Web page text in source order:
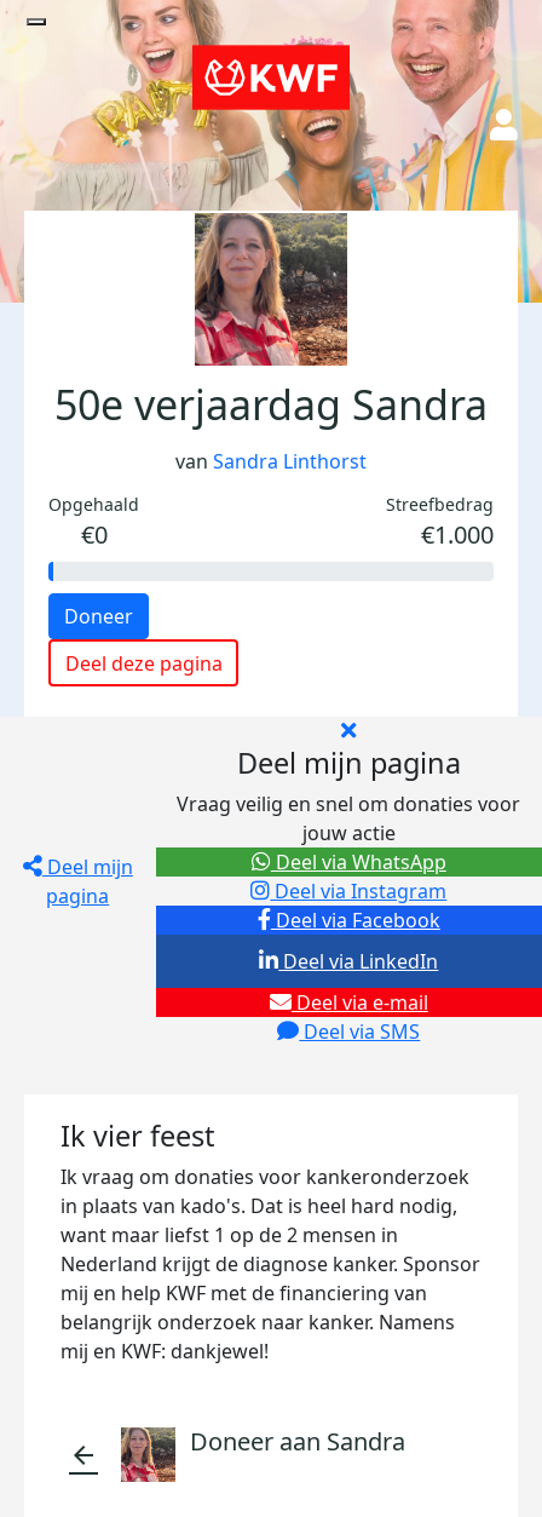
50e verjaardag Sandra
van Sandra Linthorst
Opgehaald
€0
Streefbedrag
€1.000
Doneer
Deel deze pagina
Deel mijn
pagina
Deel mijn pagina
Vraag veilig en snel om donaties voor
jouw actie
Deel via Facebook
Deel via Instagram
Deel via e-mail
Deel via SMS
Deel via LinkedIn
Deel via WhatsApp
Ik vier feest
Ik vraag om donaties voor kankeronderzoek
in plaats van kado's. Dat is heel hard nodig,
want maar liefst 1 op de 2 mensen in
Nederland krijgt de diagnose kanker. Sponsor
mij en help KWF met de financiering van
belangrijk onderzoek naar kanker. Namens
mij en KWF: dankjewel!
arrow_back Doneer aan Sandra